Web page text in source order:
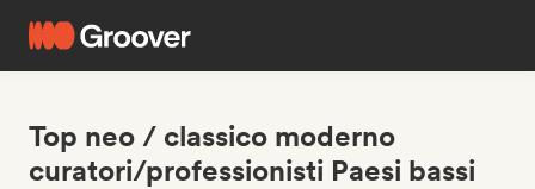
Top neo / classico moderno
curatori/professionisti Paesi bassi